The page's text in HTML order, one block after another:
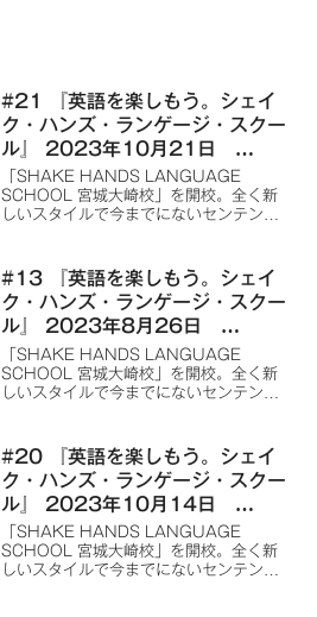
#21 『英語を楽しもう。シェイ
ク・ハンズ・ランゲージ・スクー
ル』 2023年10月21日
ONAIR
「SHAKE HANDS LANGUAGE
SCHOOL 宮城大崎校」を開校。全く新
しいスタイルで今までにないセンテンス
言語の語学学習スクールを提供します。
#13 『英語を楽しもう。シェイ
ク・ハンズ・ランゲージ・スクー
ル』 2023年8月26日
ONAIR
「SHAKE HANDS LANGUAGE
SCHOOL 宮城大崎校」を開校。全く新
しいスタイルで今までにないセンテンス
言語の語学学習スクールを提供します。
#20 『英語を楽しもう。シェイ
ク・ハンズ・ランゲージ・スクー
ル』 2023年10月14日
ONAIR
「SHAKE HANDS LANGUAGE
SCHOOL 宮城大崎校」を開校。全く新
しいスタイルで今までにないセンテンス